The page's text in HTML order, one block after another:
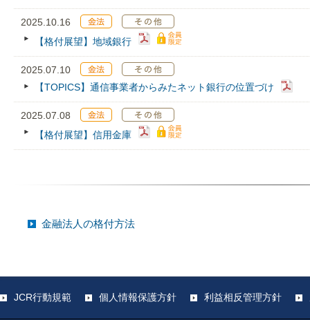
2025.10.16
【格付展望】地域銀行
2025.07.10
【TOPICS】通信事業者からみたネット銀行の位置づけ
2025.07.08
【格付展望】信用金庫
金融法人の格付方法
JCR行動規範 個人情報保護方針 利益相反管理方針